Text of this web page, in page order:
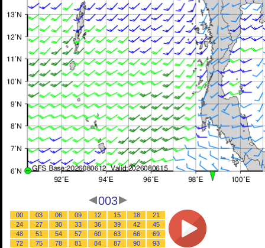
003
00 03 06 09 12 15 18
21
24
27 30 33 36 39 42
45
48
51 54 57 60 63 66
69
72
75 78 81 84 87 90 93